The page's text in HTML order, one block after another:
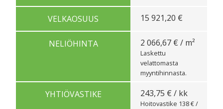
VELKAOSUUS 15 921,20 €
NELIÖHINTA 2 066,67 € / m²
Laskettu
velattomasta
myyntihinnasta.
YHTIÖVASTIKE 243,75 € / kk
Hoitovastike 138 € /